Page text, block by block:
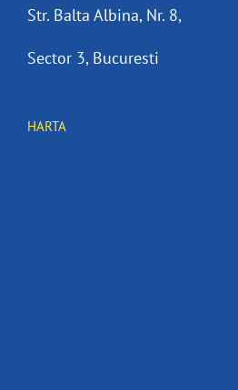
Str. Balta Albina, Nr. 8,
Sector 3, Bucuresti
HARTA